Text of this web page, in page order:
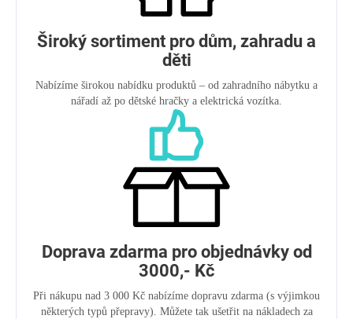
Široký sortiment pro dům, zahradu a
děti
Nabízíme širokou nabídku produktů – od zahradního nábytku a
nářadí až po dětské hračky a elektrická vozítka.
Doprava zdarma pro objednávky od
3000,- Kč
Při nákupu nad 3 000 Kč nabízíme dopravu zdarma (s výjimkou
některých typů přepravy). Můžete tak ušetřit na nákladech za